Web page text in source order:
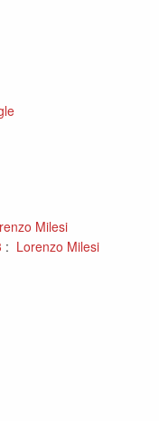
Milesi
: Lorenzo Milesi